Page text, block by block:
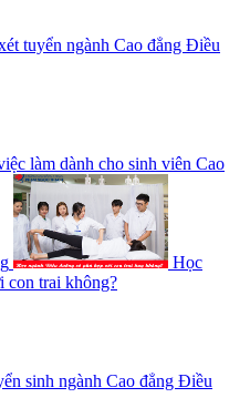
tuyển ngành Cao đẳng Điều
làm dành cho sinh viên Cao
Học
con trai không?
sinh ngành Cao đẳng Điều